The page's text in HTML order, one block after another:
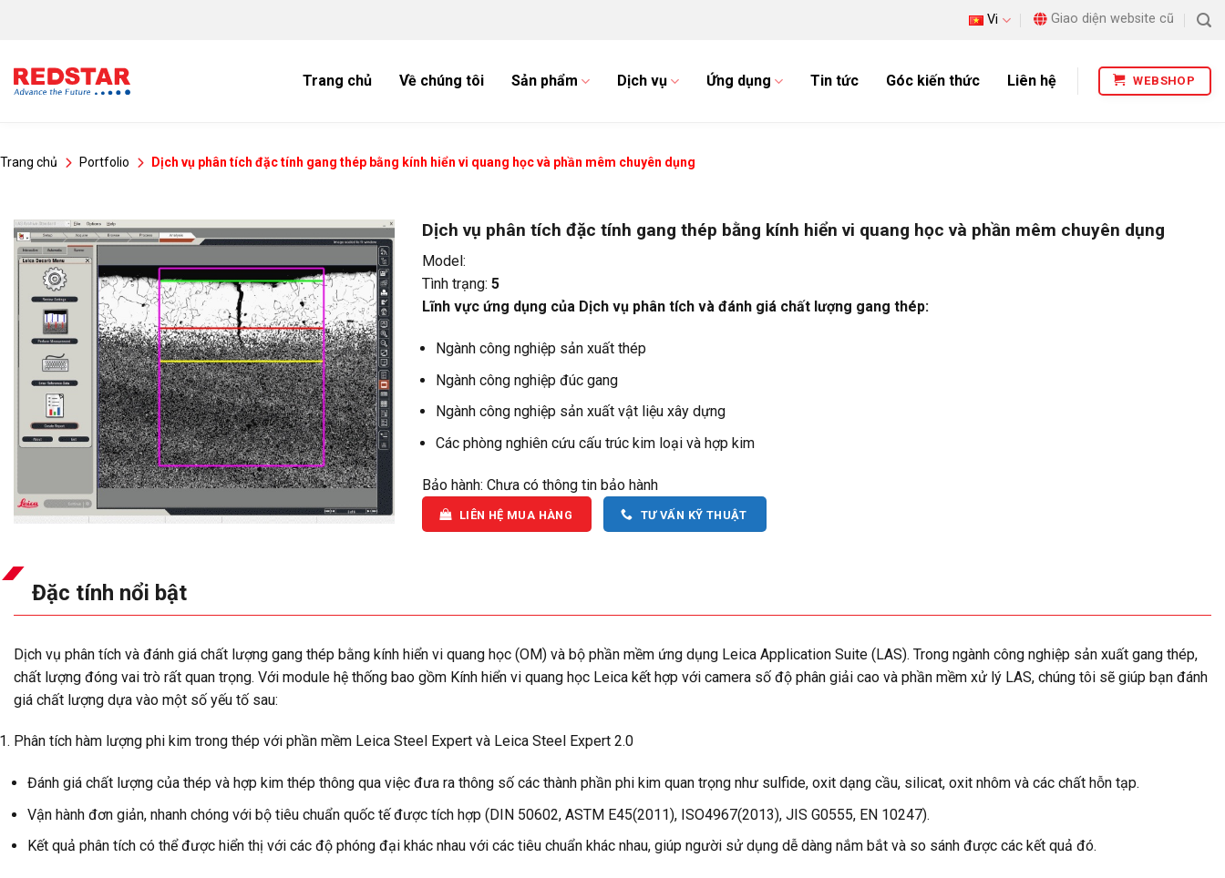
dung
Vi Giao diện website cũ
Trang chủ Về chúng tôi Sản phẩm Dịch vụ Ứng dụng Tin tức Góc kiến thức Liên hệ WEBSHOP
Trang chủ Portfolio Dịch vụ phân tích đặc tính gang thép bằng kính hiển vi quang học và phần mêm chuyên dụng
Dịch vụ phân tích đặc tính gang thép bằng kính hiển vi quang học và phần mêm chuyên dụng
Model:
Tình trạng: 5
Lĩnh vực ứng dụng của Dịch vụ phân tích và đánh giá chất lượng gang thép:
Ngành công nghiệp sản xuất thép
Ngành công nghiệp đúc gang
Ngành công nghiệp sản xuất vật liệu xây dựng
Các phòng nghiên cứu cấu trúc kim loại và hợp kim
Bảo hành: Chưa có thông tin bảo hành
LIÊN HỆ MUA HÀNG TƯ VẤN KỸ THUẬT
Đặc tính nổi bật
Dịch vụ phân tích và đánh giá chất lượng gang thép bằng kính hiển vi quang học (OM) và bộ phần mềm ứng dụng Leica Application Suite (LAS). Trong ngành công nghiệp sản xuất gang thép,
chất lượng đóng vai trò rất quan trọng. Với module hệ thống bao gồm Kính hiển vi quang học Leica kết hợp với camera số độ phân giải cao và phần mềm xử lý LAS, chúng tôi sẽ giúp bạn đánh
giá chất lượng dựa vào một số yếu tố sau:
Phân tích hàm lượng phi kim trong thép với phần mềm Leica Steel Expert và Leica Steel Expert 2.0
Đánh giá chất lượng của thép và hợp kim thép thông qua việc đưa ra thông số các thành phần phi kim quan trọng như sulfide, oxit dạng cầu, silicat, oxit nhôm và các chất hỗn tạp.
Vận hành đơn giản, nhanh chóng với bộ tiêu chuẩn quốc tế được tích hợp (DIN 50602, ASTM E45(2011), ISO4967(2013), JIS G0555, EN 10247).
Kết quả phân tích có thể được hiển thị với các độ phóng đại khác nhau với các tiêu chuẩn khác nhau, giúp người sử dụng dễ dàng nắm bắt và so sánh được các kết quả đó.